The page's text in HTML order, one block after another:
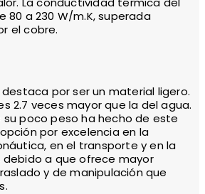
80 a 230 W/m.K, superada
el cobre.
destaca por ser un material ligero.
2.7 veces mayor que la del agua.
su poco peso ha hecho de este
por excelencia en la
en el transporte y en la
debido a que ofrece mayor
y de manipulación que